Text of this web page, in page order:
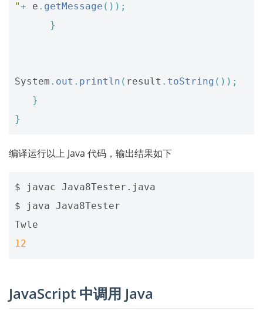
"+ e . getMessage ());
}
System . out . println ( result . toString ());
}
}
编译运行以上 Java 代码，输出结果如下
$ javac Java8Tester.java
$ java Java8Tester
12
JavaScript 中调用 Java